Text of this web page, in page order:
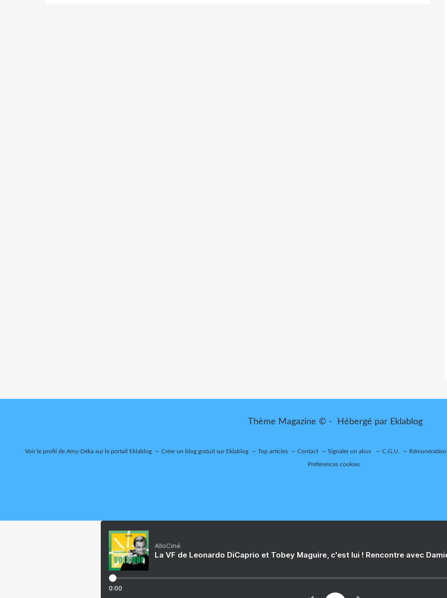
Thème Magazine © - Hébergé par Eklablog
Voir le profil de Amy-Déka sur le portail Eklablog Créer un blog gratuit sur Eklablog Top articles Contact Signaler un abus C.G.U.
Préférences cookies
AlloCiné
La VF de Leonardo DiCaprio et Tobey Maguire, c'est lui ! Rencontre avec
0:00